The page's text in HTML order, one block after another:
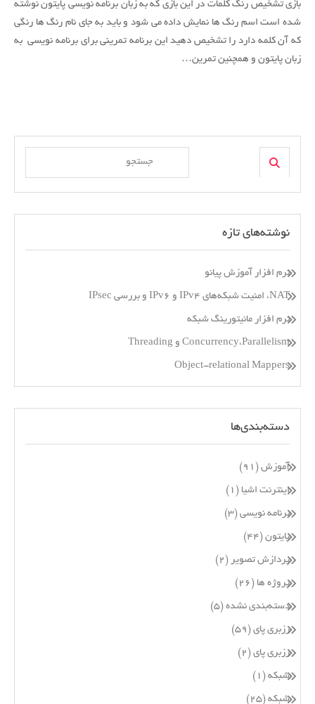
تشخیص
رنگ
متن
پایتون
بازی تشخیص رنگ کلمات در این بازی که به زبان برنامه نویسی پایتون نوشته
شده است اسم رنگ ها نمایش داده می شود و باید به جای نام رنگ ها رنگی
که آن کلمه دارد را تشخیص دهید این برنامه تمرینی برای برنامه نویسی به
زبان پایتون و همچنین تمرین…
نوشته‌های تازه
نرم افزار آموزش پیانو
NAT، امنیت شبکه‌های IPv4 و IPv6 و بررسی IPsec
نرم افزار مانیتورینگ شبکه
Concurrency،Parallelism و Threading
Object-relational Mappers
دسته‌بندی‌ها
آموزش (۹۱)
اینترنت اشیا (۱)
برنامه نویسی (۳)
پایتون (۴۴)
پردازش تصویر (۲)
پروژه ها (۲۶)
دسته‌بندی نشده (۵)
رزبری پای (۵۹)
رزبری پای (۲)
شبکه (۱)
شبکه (۲۵)